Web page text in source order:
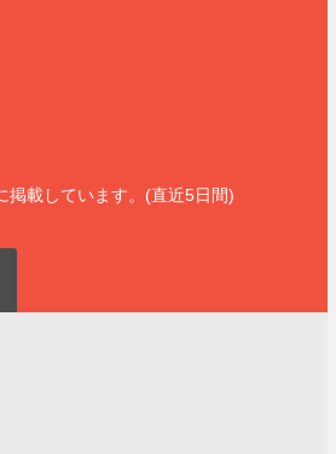
掲載しています。(直近5日間)